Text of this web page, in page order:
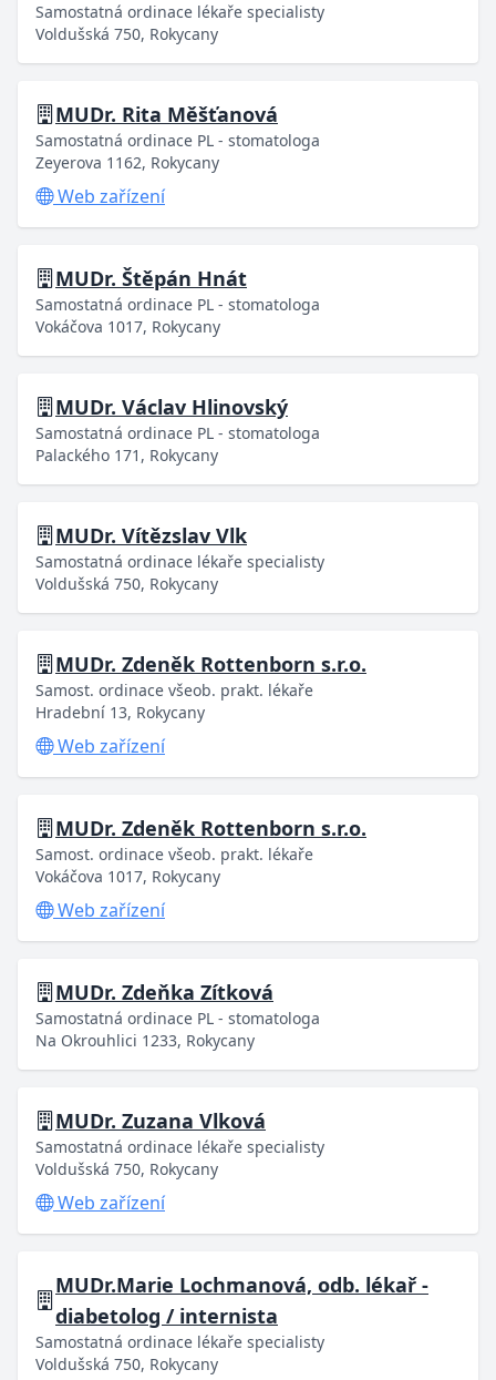
Samostatná ordinace lékaře specialisty
Voldušská 750, Rokycany
MUDr. Rita Měšťanová
Samostatná ordinace PL - stomatologa
Zeyerova 1162, Rokycany
Web zařízení
MUDr. Štěpán Hnát
Samostatná ordinace PL - stomatologa
Vokáčova 1017, Rokycany
MUDr. Václav Hlinovský
Samostatná ordinace PL - stomatologa
Palackého 171, Rokycany
MUDr. Vítězslav Vlk
Samostatná ordinace lékaře specialisty
Voldušská 750, Rokycany
MUDr. Zdeněk Rottenborn s.r.o.
Samost. ordinace všeob. prakt. lékaře
Hradební 13, Rokycany
Web zařízení
MUDr. Zdeněk Rottenborn s.r.o.
Samost. ordinace všeob. prakt. lékaře
Vokáčova 1017, Rokycany
Web zařízení
MUDr. Zdeňka Zítková
Samostatná ordinace PL - stomatologa
Na Okrouhlici 1233, Rokycany
MUDr. Zuzana Vlková
Samostatná ordinace lékaře specialisty
Voldušská 750, Rokycany
Web zařízení
MUDr.Marie Lochmanová, odb. lékař -
diabetolog / internista
Samostatná ordinace lékaře specialisty
Voldušská 750, Rokycany